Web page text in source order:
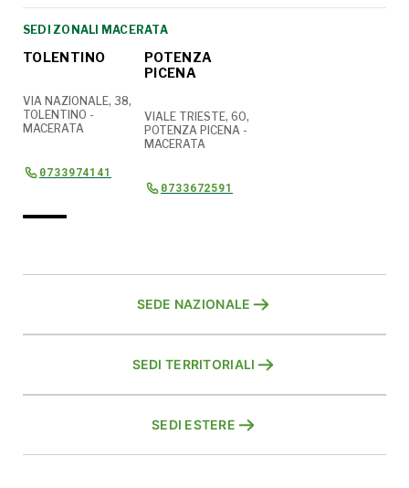
SEDI ZONALI MACERATA
TOLENTINO
VIA NAZIONALE, 38,
TOLENTINO -
MACERATA
0733974141
POTENZA
PICENA
VIALE TRIESTE, 60,
POTENZA PICENA -
MACERATA
0733672591
SEDE NAZIONALE
SEDI TERRITORIALI
SEDI ESTERE